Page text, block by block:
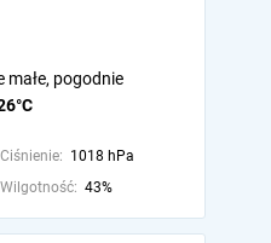
małe, pogodnie
Ciśnienie: 1018 hPa
Wilgotność: 43%